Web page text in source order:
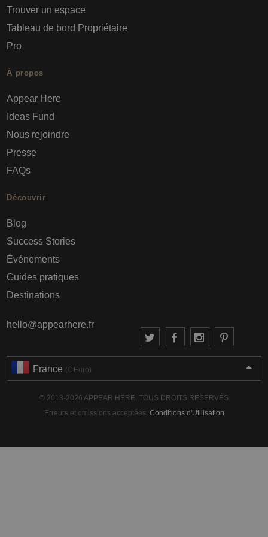
Trouver un espace
Tableau de bord Propriétaire
Pro
À propos
Appear Here
Ideas Fund
Nous rejoindre
Presse
FAQs
Découvrir
Blog
Success Stories
Événements
Guides pratiques
Destinations
hello@appearhere.fr
France (€ Euro)
© 2013-2026 APPEAR HERE. TOUS DROITS RÉSERVÉS
Erreurs et omissions acceptées. Conditions d'Utilisation